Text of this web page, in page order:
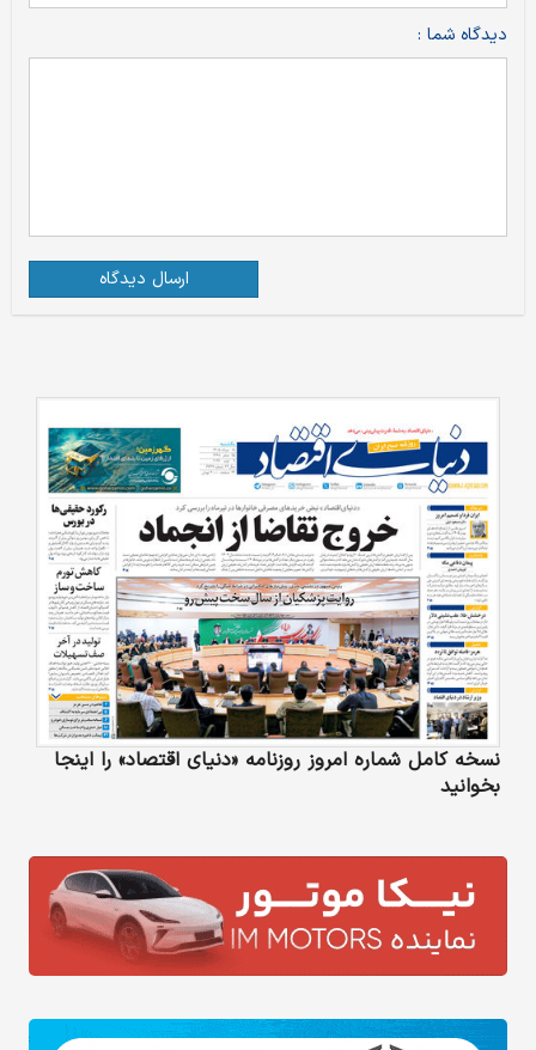
دیدگاه شما :
ارسال دیدگاه
نسخه کامل شماره امروز روزنامه «دنیای‌ اقتصاد» را اینجا
بخوانید